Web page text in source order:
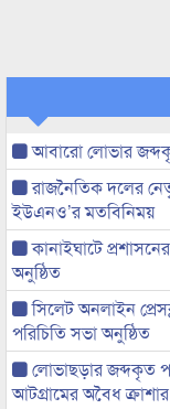
আবারো লোভার
রাজনৈতিক দলের
ইউএনও’র মতবিনিময়
কানাইঘাটে
অনুষ্ঠিত
সিলেট অনলাইন
পরিচিতি সভা অনুষ্ঠিত
লোভাছড়ার জব্দকৃত
আটগ্রামের অবৈধ